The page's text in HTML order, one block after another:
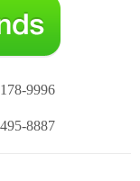
9996
8887